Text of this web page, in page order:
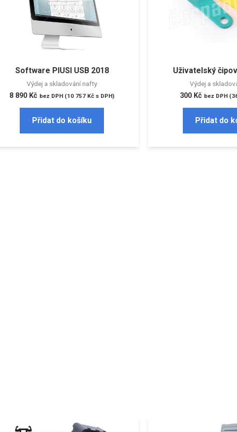
Software PIUSI USB 2018
Výdej a skladování nafty
8 890 Kč bez DPH (10 757 Kč s DPH)
Přidat do košíku
Uživatelský
Výdej a
300 Kč bez DPH (
Přidat do